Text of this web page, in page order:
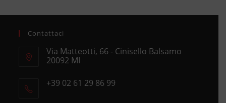
Contattaci
Via Matteotti, 66 - Cinisello Balsamo
20092 MI
in
+39 02 61 29 86 99